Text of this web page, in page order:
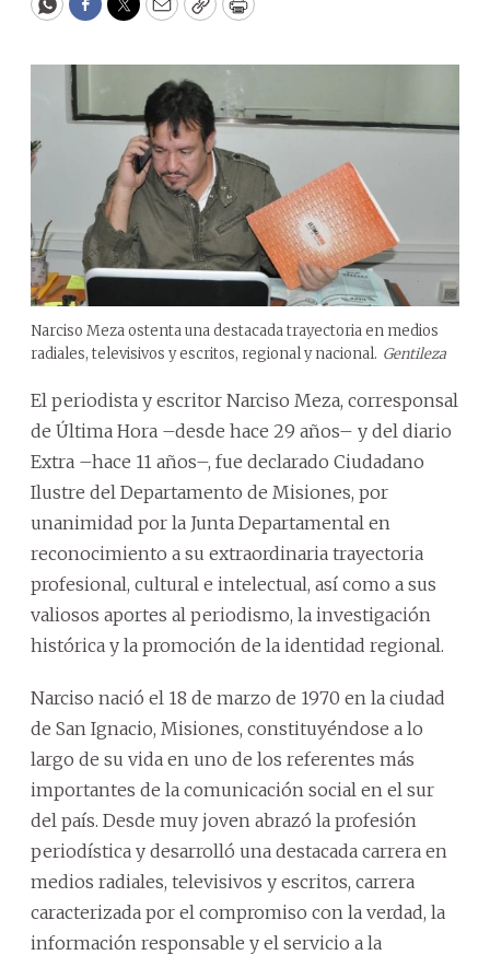
WhatsApp
Facebook
Twitter
EmailCopyPrint
Narciso Meza ostenta una destacada trayectoria en medios
radiales, televisivos y escritos, regional y nacional. Gentileza
El periodista y escritor Narciso Meza, corresponsal
de Última Hora –desde hace 29 años– y del diario
Extra –hace 11 años–, fue declarado Ciudadano
Ilustre del Departamento de Misiones, por
unanimidad por la Junta Departamental en
reconocimiento a su extraordinaria trayectoria
profesional, cultural e intelectual, así como a sus
valiosos aportes al periodismo, la investigación
histórica y la promoción de la identidad regional.
Narciso nació el 18 de marzo de 1970 en la ciudad
de San Ignacio, Misiones, constituyéndose a lo
largo de su vida en uno de los referentes más
importantes de la comunicación social en el sur
del país. Desde muy joven abrazó la profesión
periodística y desarrolló una destacada carrera en
medios radiales, televisivos y escritos, carrera
caracterizada por el compromiso con la verdad, la
información responsable y el servicio a la